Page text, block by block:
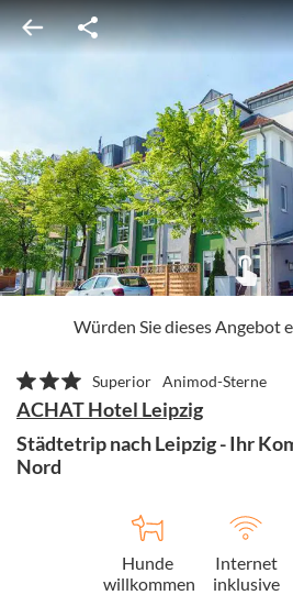
Würden Sie dieses Angebot
Superior Animod-Sterne
ACHAT Hotel Leipzig
Städtetrip nach Leipzig - Ihr
Nord
Hunde
willkommen
Internet
inklusive